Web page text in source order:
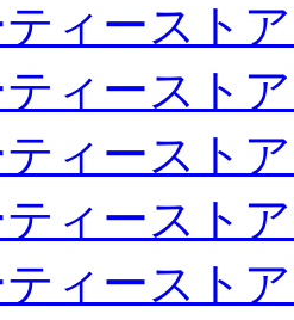
ィースト
ィースト
ィースト
ィースト
ィースト